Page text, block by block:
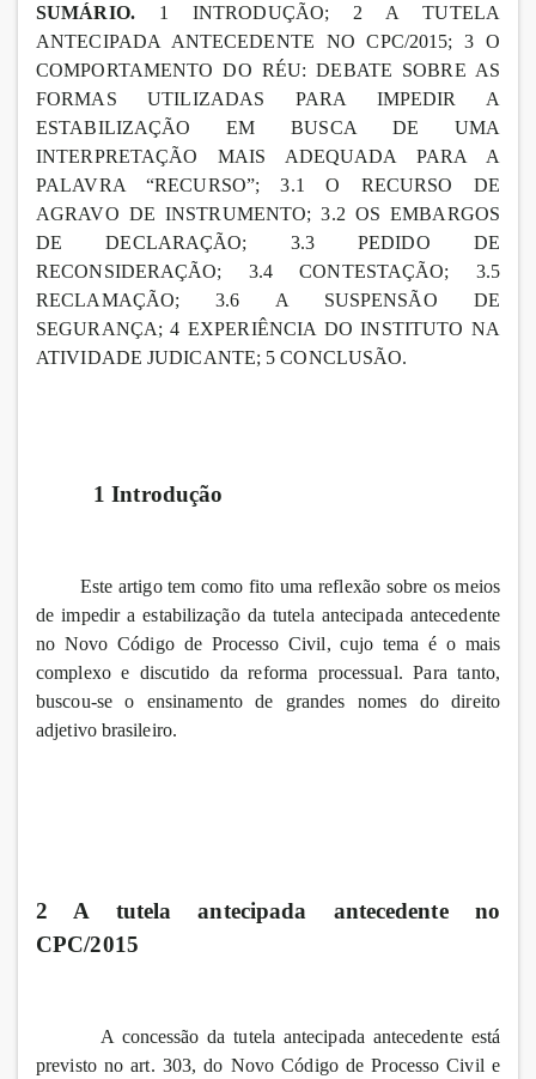
SUMÁRIO.1 INTRODUÇÃO; 2 A TUTELA
ANTECIPADA ANTECEDENTE NO CPC/2015; 3 O
COMPORTAMENTO DO RÉU: DEBATE SOBRE AS
FORMAS UTILIZADAS PARA IMPEDIR A
ESTABILIZAÇÃO EM BUSCA DE UMA
INTERPRETAÇÃO MAIS ADEQUADA PARA A
PALAVRA “RECURSO”; 3.1 O RECURSO DE
AGRAVO DE INSTRUMENTO; 3.2 OS EMBARGOS
DE DECLARAÇÃO; 3.3 PEDIDO DE
RECONSIDERAÇÃO; 3.4 CONTESTAÇÃO; 3.5
RECLAMAÇÃO; 3.6 A SUSPENSÃO DE
SEGURANÇA; 4 EXPERIÊNCIA DO INSTITUTO NA
ATIVIDADE JUDICANTE; 5 CONCLUSÃO.
1 Introdução
Este artigo tem como fito uma reflexão sobre os meios
de impedir a estabilização da tutela antecipada antecedente
no Novo Código de Processo Civil, cujo tema é o mais
complexo e discutido da reforma processual. Para tanto,
buscou-se o ensinamento de grandes nomes do direito
adjetivo brasileiro.
2 A tutela antecipada antecedente no
CPC/2015
A concessão da tutela antecipada antecedente está
previsto no art. 303, do Novo Código de Processo Civil e